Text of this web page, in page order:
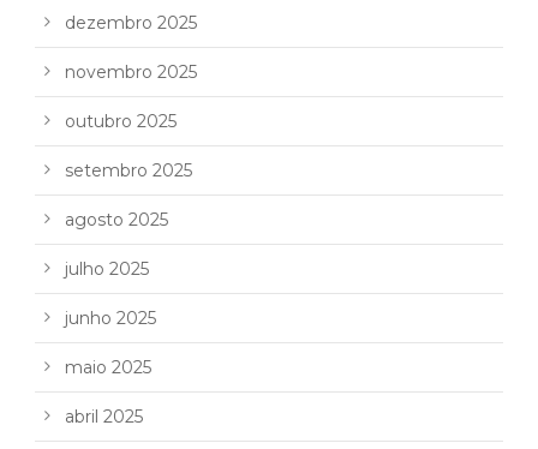
dezembro 2025
novembro 2025
outubro 2025
setembro 2025
agosto 2025
julho 2025
junho 2025
maio 2025
abril 2025